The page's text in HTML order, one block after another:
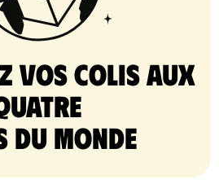
vos colis aux
du monde